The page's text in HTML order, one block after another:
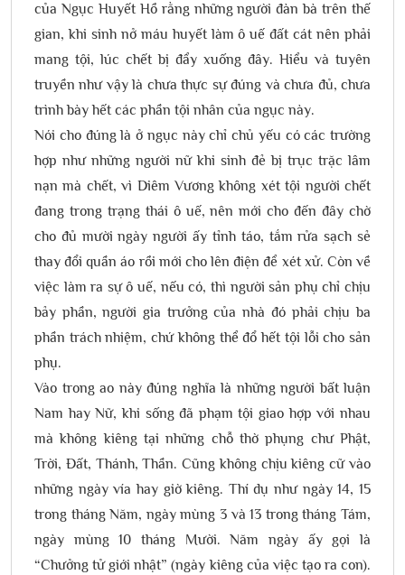
của Ngục Huyết Hồ rằng những người đàn bà trên thế
gian, khi sinh nở máu huyết làm ô uế đất cát nên phải
mang tội, lúc chết bị đẩy xuống đây. Hiểu và tuyên
truyền như vậy là chưa thực sự đúng và chưa đủ, chưa
trình bày hết các phần tội nhân của ngục này.
Nói cho đúng là ở ngục này chỉ chủ yếu có các trường
hợp như những người nữ khi sinh đẻ bị trục trặc lâm
nạn mà chết, vì Diêm Vương không xét tội người chết
đang trong trạng thái ô uế, nên mới cho đến đây chờ
cho đủ mười ngày người ấy tỉnh táo, tắm rửa sạch sẻ
thay đổi quần áo rồi mới cho lên điện để xét xử. Còn về
việc làm ra sự ô uế, nếu có, thì người sản phụ chỉ chịu
bảy phần, người gia trưởng của nhà đó phải chịu ba
phần trách nhiệm, chứ không thể đổ hết tội lỗi cho sản
phụ.
Vào trong ao này đúng nghĩa là những người bất luận
Nam hay Nữ, khi sống đã phạm tội giao hợp với nhau
mà không kiêng tại những chỗ thờ phụng chư Phật,
Trời, Đất, Thánh, Thần. Cũng không chịu kiêng cữ vào
những ngày vía hay giờ kiêng. Thí dụ như ngày 14, 15
trong tháng Năm, ngày mùng 3 và 13 trong tháng Tám,
ngày mùng 10 tháng Mười. Năm ngày ấy gọi là
“Chưởng tử giới nhật” (ngày kiêng của việc tạo ra con).